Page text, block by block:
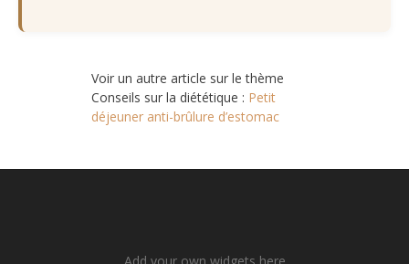
Voir un autre article sur le thème
Conseils sur la diététique : Petit
déjeuner anti-brûlure d’estomac